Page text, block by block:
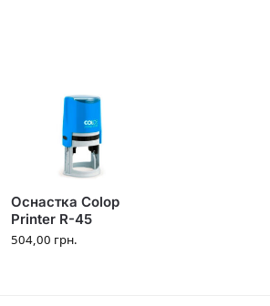
Оснастка Colop
Printer R-45
504,00 грн.